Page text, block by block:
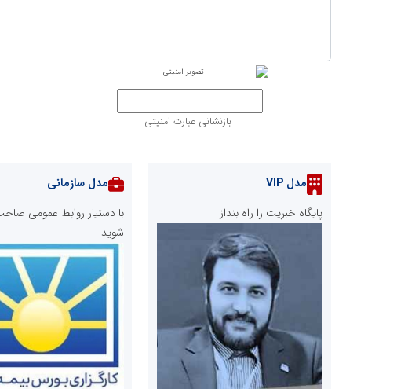
بازنشانی عبارت امنیتی
مدل VIP
پایگاه خبریت را راه بنداز
مدل سازمانی
با دستیار روابط عمومی
شوید